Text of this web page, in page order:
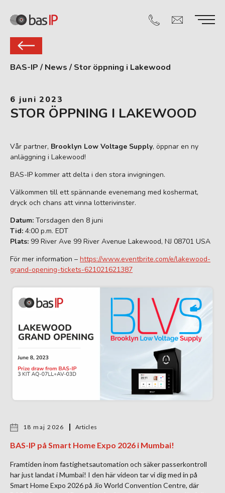
BAS-IP / News / Stor öppning i Lakewood
6 juni 2023
STOR ÖPPNING I LAKEWOOD
Vår partner, Brooklyn Low Voltage Supply, öppnar en ny
anläggning i Lakewood!
BAS-IP kommer att delta i den stora invigningen.
Välkommen till ett spännande evenemang med koshermat,
dryck och chans att vinna lotterivinster.
Datum: Torsdagen den 8 juni
Tid: 4:00 p.m. EDT
Plats: 99 River Ave 99 River Avenue Lakewood, NJ 08701 USA
För mer information – https://www.eventbrite.com/e/lakewood-
grand-opening-tickets-621021621387
18 maj 2026 Articles
BAS-IP på Smart Home Expo 2026 i Mumbai!
Framtiden inom fastighetsautomation och säker passerkontroll
har just landat i Mumbai! I den här videon tar vi dig med in på
Smart Home Expo 2026 på Jio World Convention Centre, där